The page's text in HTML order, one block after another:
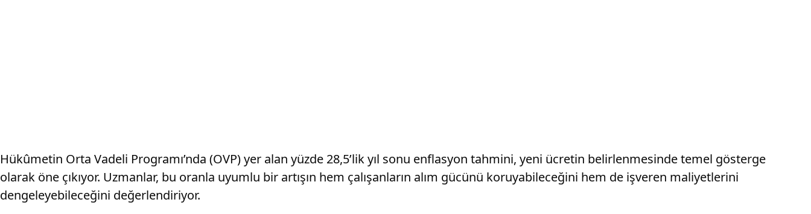
Hükûmetin Orta Vadeli Programı’nda (OVP) yer alan yüzde 28,5’lik yıl sonu enflasyon tahmini, yeni ücretin belirlenmesinde temel gösterge
olarak öne çıkıyor. Uzmanlar, bu oranla uyumlu bir artışın hem çalışanların alım gücünü koruyabileceğini hem de işveren maliyetlerini
dengeleyebileceğini değerlendiriyor.